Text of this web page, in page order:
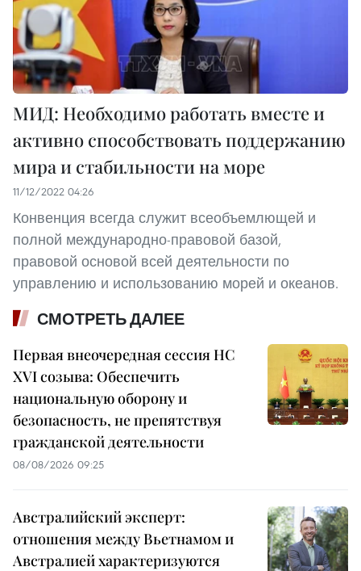
МИД: Необходимо работать вместе и
активно способствовать поддержанию
мира и стабильности на море
11/12/2022 04:26
Конвенция всегда служит всеобъемлющей и
полной международно-правовой базой,
правовой основой всей деятельности по
управлению и использованию морей и океанов.
СМОТРЕТЬ ДАЛЕЕ
Первая внеочередная сессия НС
XVI созыва: Обеспечить
национальную оборону и
безопасность, не препятствуя
гражданской деятельности
08/08/2026 09:25
Австралийский эксперт:
отношения между Вьетнамом и
Австралией характеризуются